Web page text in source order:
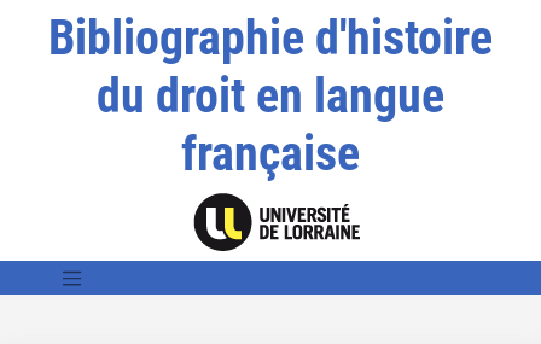
Bibliographie d'histoire
du droit en langue
française